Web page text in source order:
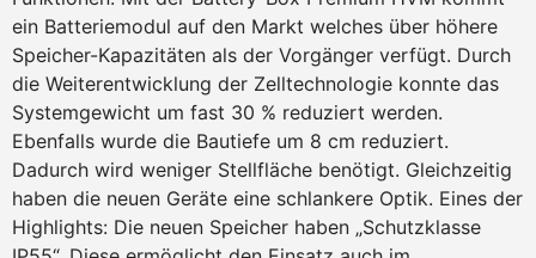
ein Batteriemodul auf den Markt welches über höhere
Speicher-Kapazitäten als der Vorgänger verfügt. Durch
die Weiterentwicklung der Zelltechnologie konnte das
Systemgewicht um fast 30 % reduziert werden.
Ebenfalls wurde die Bautiefe um 8 cm reduziert.
Dadurch wird weniger Stellfläche benötigt. Gleichzeitig
haben die neuen Geräte eine schlankere Optik. Eines der
Highlights: Die neuen Speicher haben „Schutzklasse